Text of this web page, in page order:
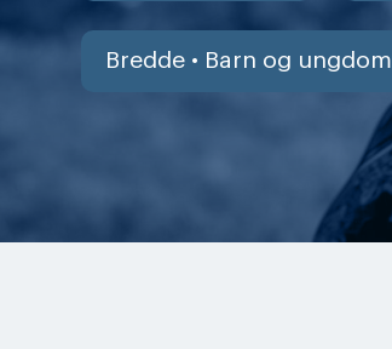
Bredde • Barn og ungdom